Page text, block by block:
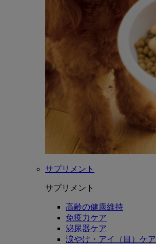
サプリメント
サプリメント
高齢の健康維持
免疫力ケア
泌尿器ケア
涙やけ・アイ（目）ケア